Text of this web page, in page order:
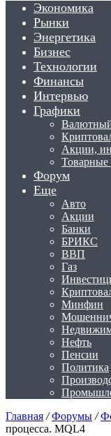
Экономика
Рынки
Энергетика
Бизнес
Технологии
Финансы
Интервью
Графики
Акции,
Форум
Еще
Авто
Акции
Банки
БРИКС
ВВП
Газ
Минфин
Нефть
Пенсии
Политика
Главная / Форумы /
процесса. MQL4